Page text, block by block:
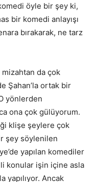
öyle bir şey ki,
bir komedi anlayışı
bırakarak, ne tarz
mizahtan da çok
Şahan’la ortak bir
yönlerden
ona çok gülüyorum.
klişe şeylere çok
şey söylenilen
yapılan komediler
konular işin içine asla
yapılıyor. Ancak